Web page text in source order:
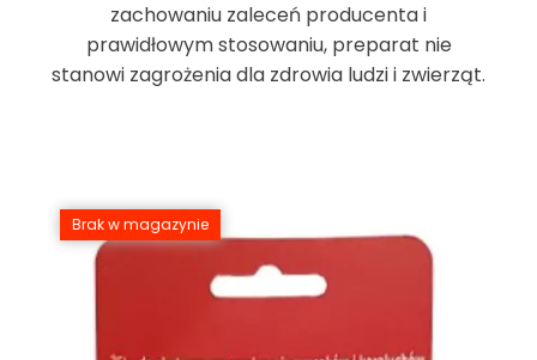
zachowaniu zaleceń producenta i
prawidłowym stosowaniu, preparat nie
stanowi zagrożenia dla zdrowia ludzi i zwierząt.
Brak w magazynie